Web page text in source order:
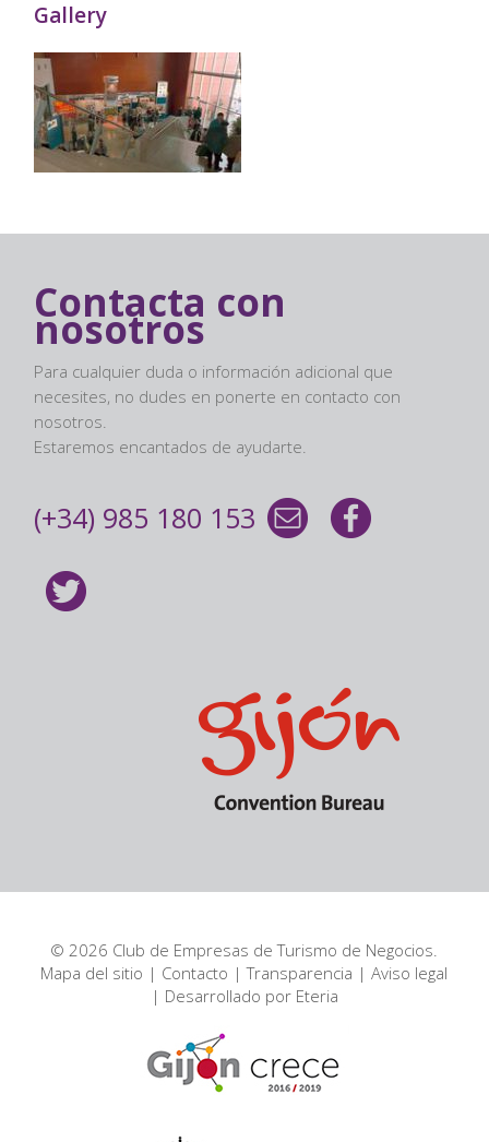
Gallery
Contacta con
nosotros
Para cualquier duda o información adicional que
necesites, no dudes en ponerte en contacto con
nosotros.
Estaremos encantados de ayudarte.
(+34) 985 180 153
© 2026 Club de Empresas de Turismo de Negocios.
Mapa del sitio | Contacto |Transparencia |Aviso legal
| Desarrollado por Eteria